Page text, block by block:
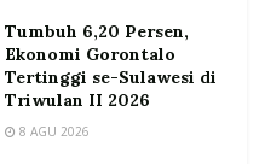
Tumbuh 6,20 Persen,
Ekonomi Gorontalo
Tertinggi se-Sulawesi di
Triwulan II 2026
8 AGU 2026